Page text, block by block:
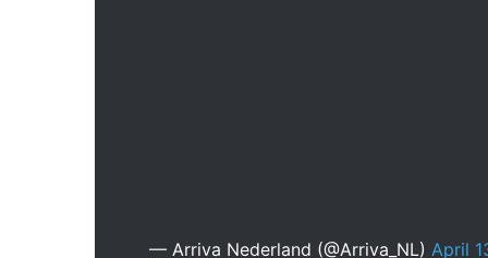
— Arriva Nederland (@Arriva_NL) April